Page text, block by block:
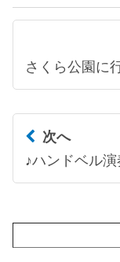
さくら公園に
次へ
♪ハンドベル